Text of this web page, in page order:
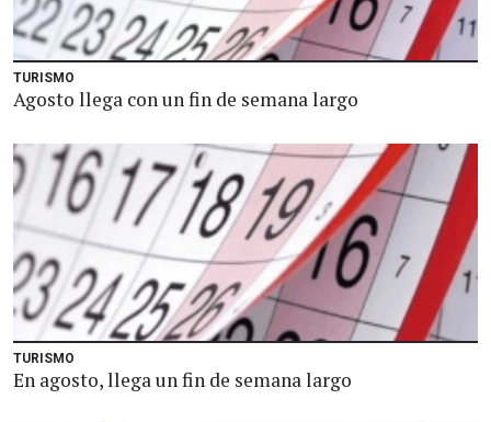
TURISMO
Agosto llega con un fin de semana largo
TURISMO
En agosto, llega un fin de semana largo